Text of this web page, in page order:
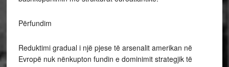
Përfundim
Reduktimi gradual i një pjese të arsenalit amerikan në
Evropë nuk nënkupton fundin e dominimit strategjik të